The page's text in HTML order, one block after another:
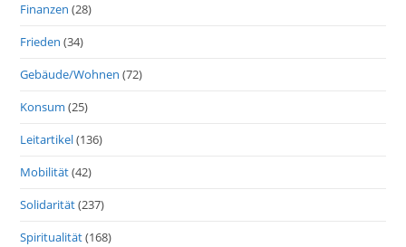
Finanzen (28)
Frieden (34)
Gebäude/Wohnen (72)
Konsum (25)
Leitartikel(136)
Mobilität(42)
Solidarität(237)
Spiritualität(168)